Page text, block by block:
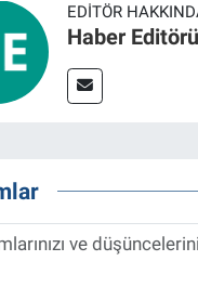
EDITÖR
Haber Editörü